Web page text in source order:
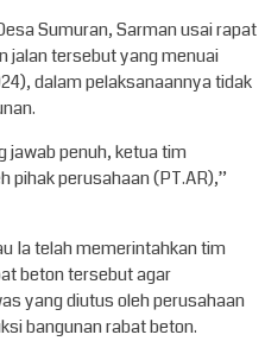
Sumuran, Sarman usai rapat
jalan tersebut yang menuai
dalam pelaksanaannya tidak
jawab penuh, ketua tim
pihak perusahaan (PT.AR),”
Ia telah memerintahkan tim
beton tersebut agar
yang diutus oleh perusahaan
bangunan rabat beton.